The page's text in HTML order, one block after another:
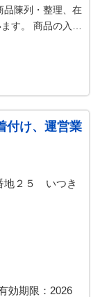
品陳列・整理、在
す。 商品の入
付け、運営業
地２５ いつき
効期限： 2026